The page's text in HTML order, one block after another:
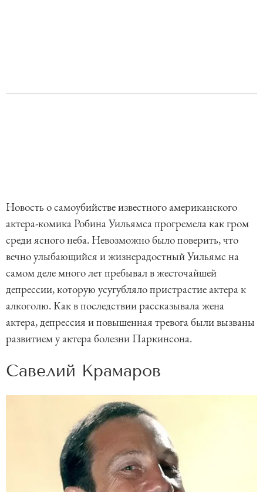
Новость о самоубийстве известного американского
актера-комика Робина Уильямса прогремела как гром
среди ясного неба. Невозможно было поверить, что
вечно улыбающийся и жизнерадостный Уильямс на
самом деле много лет пребывал в жесточайшей
депрессии, которую усугубляло пристрастие актера к
алкоголю. Как в последствии рассказывала жена
актера, депрессия и повышенная тревога были вызваны
развитием у актера болезни Паркинсона.
Савелий Крамаров